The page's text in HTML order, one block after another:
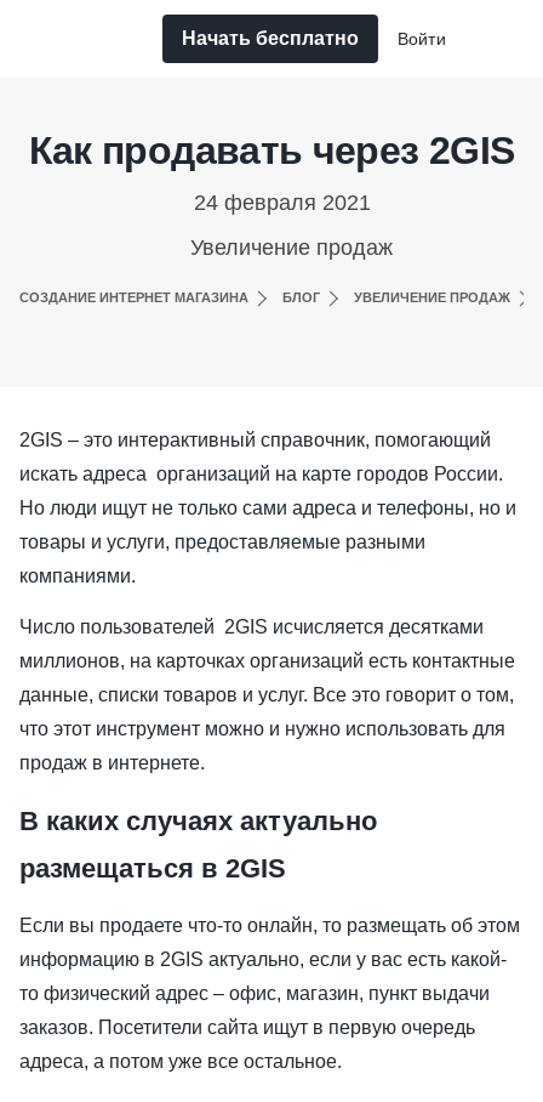
Начать бесплатно Войти
Как продавать через 2GIS
24 февраля 2021
Увеличение продаж
СОЗДАНИЕ ИНТЕРНЕТ МАГАЗИНА БЛОГ УВЕЛИЧЕНИЕ ПРОДАЖ
2GIS – это интерактивный справочник, помогающий
искать адреса организаций на карте городов России.
Но люди ищут не только сами адреса и телефоны, но и
товары и услуги, предоставляемые разными
компаниями.
Число пользователей 2GIS исчисляется десятками
миллионов, на карточках организаций есть контактные
данные, списки товаров и услуг. Все это говорит о том,
что этот инструмент можно и нужно использовать для
продаж в интернете.
В каких случаях актуально
размещаться в 2GIS
Если вы продаете что-то онлайн, то размещать об этом
информацию в 2GIS актуально, если у вас есть какой-
то физический адрес – офис, магазин, пункт выдачи
заказов. Посетители сайта ищут в первую очередь
адреса, а потом уже все остальное.